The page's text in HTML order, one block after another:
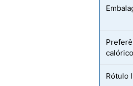
Rótulo